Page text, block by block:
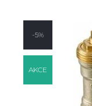
-5%
AKCE